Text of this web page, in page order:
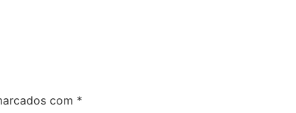
com *